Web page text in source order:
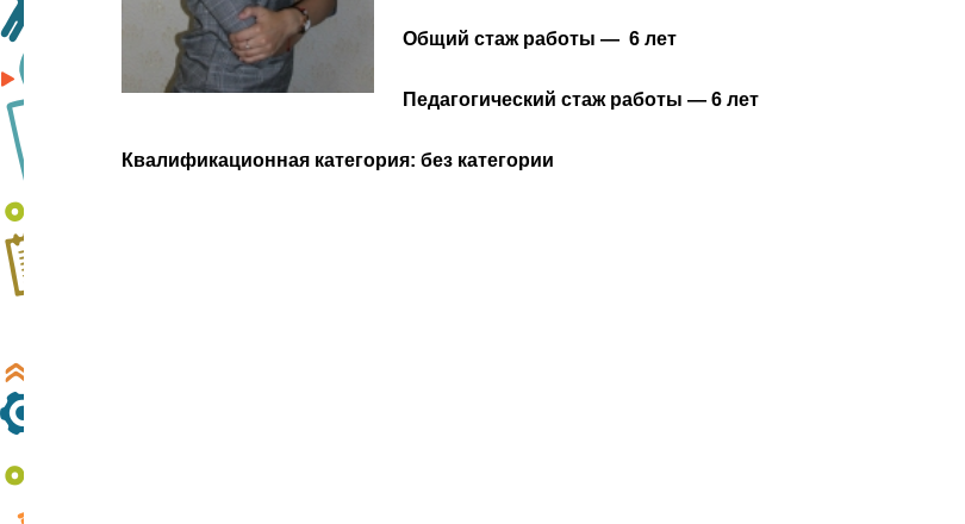
Общий стаж работы — 6 лет
Педагогический стаж работы — 6 лет
Квалификационная категория: без категории